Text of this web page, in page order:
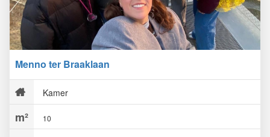
Menno ter Braaklaan
Kamer
10